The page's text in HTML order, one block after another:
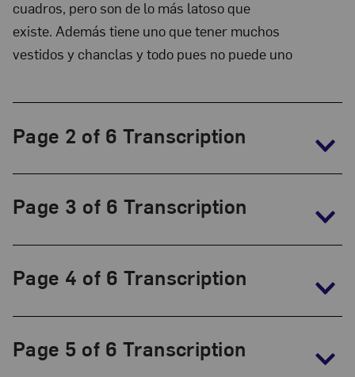
Papers,
cuadros, pero son de lo más latoso que
existe. Además tiene uno que tener muchos
vestidos y chanclas y todo pues no puede uno
Page 2 of 6 Transcription
Page 3 of 6 Transcription
Page 4 of 6 Transcription
Page 5 of 6 Transcription